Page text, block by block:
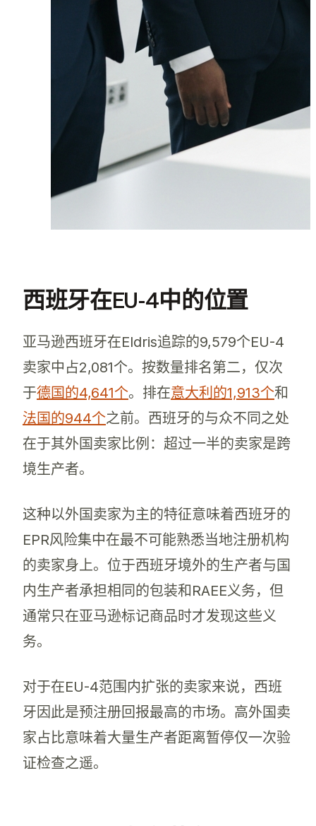
西班牙在EU-4中的位置
亚马逊西班牙在Eldris追踪的9,579个EU-4
卖家中占2,081个。按数量排名第二，仅次
于德国的4,641个。排在意大利的1,913个和
法国的944个之前。西班牙的与众不同之处
在于其外国卖家比例：超过一半的卖家是跨
境生产者。
这种以外国卖家为主的特征意味着西班牙的
EPR风险集中在最不可能熟悉当地注册机构
的卖家身上。位于西班牙境外的生产者与国
内生产者承担相同的包装和RAEE义务，但
通常只在亚马逊标记商品时才发现这些义
务。
对于在EU-4范围内扩张的卖家来说，西班
牙因此是预注册回报最高的市场。高外国卖
家占比意味着大量生产者距离暂停仅一次验
证检查之遥。